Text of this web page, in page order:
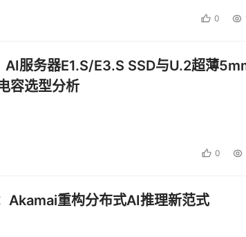
0
AI服务器E1.S/E3.S SSD与U.2超薄
容选型分析
0
Akamai重构分布式AI推理新范式